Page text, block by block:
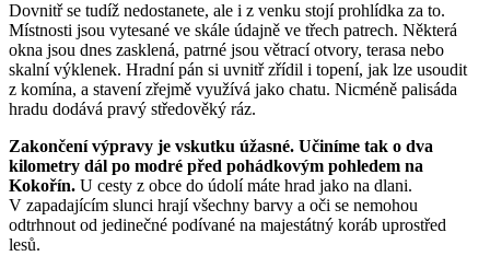
Dovnitř se tudíž nedostanete, ale i z venku stojí prohlídka za to.
Místnosti jsou vytesané ve skále údajně ve třech patrech. Některá
okna jsou dnes zasklená, patrné jsou větrací otvory, terasa nebo
skalní výklenek. Hradní pán si uvnitř zřídil i topení, jak lze usoudit
z komína, a stavení zřejmě využívá jako chatu. Nicméně palisáda
hradu dodává pravý středověký ráz.
Zakončení výpravy je vskutku úžasné. Učiníme tak o dva
kilometry dál po modré před pohádkovým pohledem na
Kokořín. U cesty z obce do údolí máte hrad jako na dlani.
V zapadajícím slunci hrají všechny barvy a oči se nemohou
odtrhnout od jedinečné podívané na majestátný koráb uprostřed
lesů.